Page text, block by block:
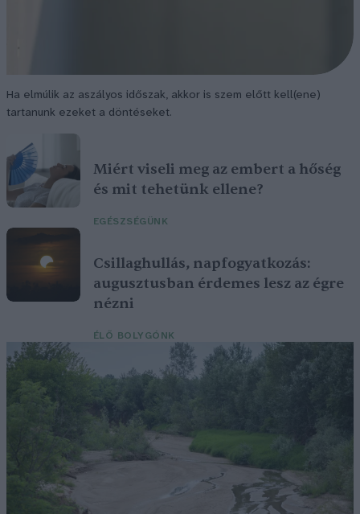
Ha elmúlik az aszályos időszak, akkor is szem előtt kell(ene)
tartanunk ezeket a döntéseket.
Miért viseli meg az embert a hőség
és mit tehetünk ellene?
EGÉSZSÉGÜNK
Csillaghullás, napfogyatkozás:
augusztusban érdemes lesz az égre
nézni
ÉLŐ BOLYGÓNK